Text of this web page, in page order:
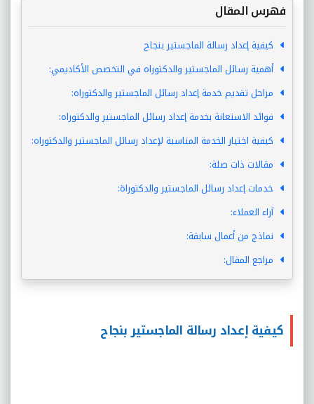
فهرس المقال
كيفية إعداد رسالة الماجستير بنجاح
أهمية رسائل الماجستير والدكتوراه في التخصص الأكاديمي:
مراحل تقديم خدمة إعداد رسائل الماجستير والدكتوراه:
فوائد الاستعانة بخدمة إعداد رسائل الماجستير والدكتوراه:
كيفية اختيار الخدمة المناسبة لإعداد رسائل الماجستير والدكتوراه:
مقالات ذات صلة:
خدمات إعداد رسائل الماجستير والدكتوراة:
آراء العملاء:
نماذج من أعمال سابقة:
مراجع المقال:
كيفية إعداد رسالة الماجستير بنجاح